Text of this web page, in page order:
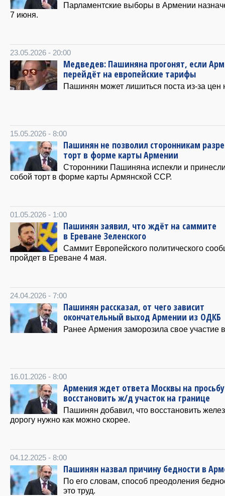
Парламентские выборы в Армении
7 июня.
23.05.2026 - 20:00
Медведев: Пашиняна прогонят, если
перейдёт на европейские тарифы
Пашинян может лишиться поста из-за цен
15.05.2026 - 8:00
Пашинян не позволил сторонникам
торт в форме карты Армении
Сторонники Пашиняна испекли и
собой торт в форме карты Армянской ССР.
01.05.2026 - 1:00
Пашинян заявил, что ждёт на саммите
в Ереване Зеленского
Саммит Европейского политического
пройдет в Ереване 4 мая.
24.04.2026 - 7:00
Пашинян рассказал, от чего зависит
окончательный выход Армении из ОДКБ
Ранее Армения заморозила свое участие
16.01.2026 - 8:00
Армения ждет ответа Москвы на просьбу
восстановить ж/д участок на границе
Пашинян добавил, что восстановить
дорогу нужно как можно скорее.
04.12.2025 - 8:00
Пашинян назвал причину бедности в
По его словам, способ преодоления
это труд.